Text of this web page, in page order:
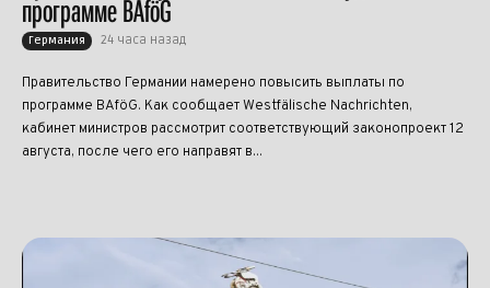
программе BAföG
Германия 24 часа назад
Правительство Германии намерено повысить выплаты по
программе BAföG. Как сообщает Westfälische Nachrichten,
кабинет министров рассмотрит соответствующий законопроект 12
августа, после чего его направят в...